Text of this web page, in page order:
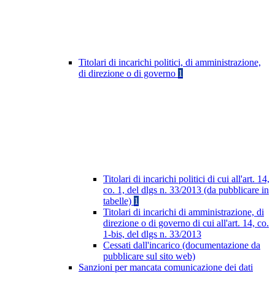
Titolari di incarichi politici, di amministrazione,
di direzione o di governo 1
Titolari di incarichi politici di cui all'art. 14,
co. 1, del dlgs n. 33/2013 (da pubblicare in
tabelle) 1
Titolari di incarichi di amministrazione, di
direzione o di governo di cui all'art. 14, co.
1-bis, del dlgs n. 33/2013
Cessati dall'incarico (documentazione da
pubblicare sul sito web)
Sanzioni per mancata comunicazione dei dati